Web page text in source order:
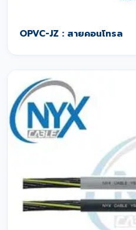
OPVC-JZ : สายคอนโทรล